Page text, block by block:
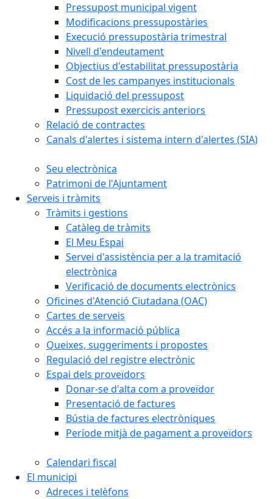
Pressupost municipal vigent
Modificacions pressupostàries
Execució pressupostària trimestral
Nivell d'endeutament
Objectius d'estabilitat pressupostària
Cost de les campanyes institucionals
Liquidació del pressupost
Pressupost exercicis anteriors
Relació de contractes
Canals d'alertes i sistema intern d'alertes (SIA)
Seu electrònica
Patrimoni de l'Ajuntament
Serveis i tràmits
Tràmits i gestions
Catàleg de tràmits
El Meu Espai
Servei d'assistència per a la tramitació
electrònica
Verificació de documents electrònics
Oficines d'Atenció Ciutadana (OAC)
Cartes de serveis
Accés a la informació pública
Queixes, suggeriments i propostes
Regulació del registre electrònic
Espai dels proveïdors
Donar-se d'alta com a proveïdor
Presentació de factures
Bústia de factures electròniques
Període mitjà de pagament a proveïdors
Calendari fiscal
El municipi
Adreces i telèfons